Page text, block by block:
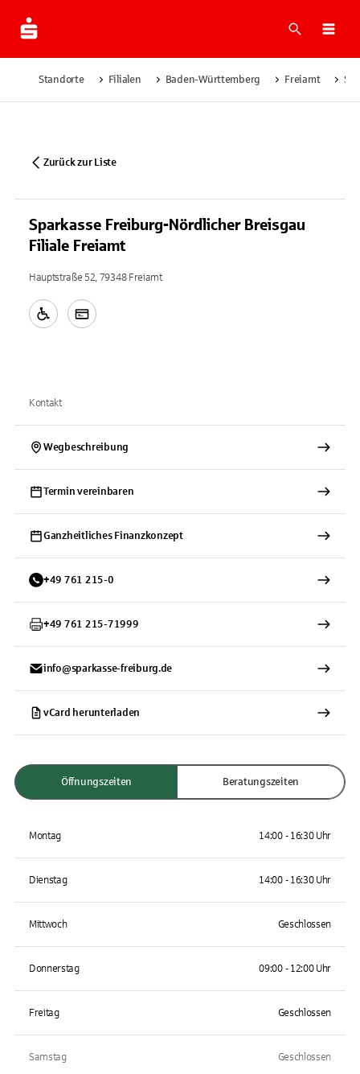
Suche
Standorte Filialen Baden-Württemberg Freiamt
Zurück zur Liste
Sparkasse Freiburg-Nördlicher Breisgau
Filiale Freiamt
Hauptstraße 52, 79348 Freiamt
Kontakt
Wegbeschreibung
Termin vereinbaren
Ganzheitliches Finanzkonzept
+49 761 215-0
+49 761 215-71999
info@sparkasse-freiburg.de
vCard herunterladen
Öffnungszeiten Beratungszeiten
Montag 14:00 - 16:30 Uhr
Dienstag 14:00 - 16:30 Uhr
Mittwoch Geschlossen
Donnerstag 09:00 - 12:00 Uhr
Freitag Geschlossen
Samstag Geschlossen